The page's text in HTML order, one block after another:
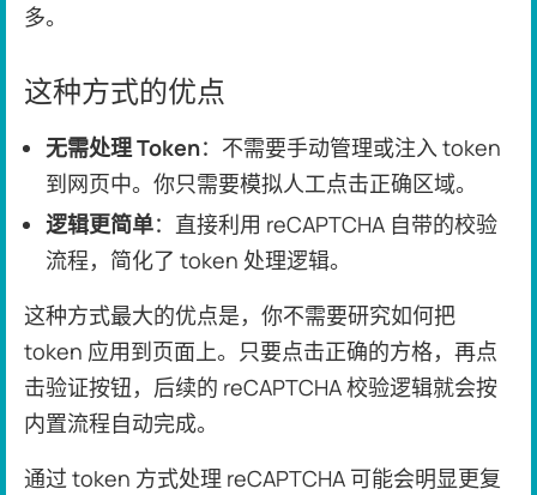
多。
这种方式的优点
无需处理 Token：不需要手动管理或注入 token
到网页中。你只需要模拟人工点击正确区域。
逻辑更简单：直接利用 reCAPTCHA 自带的校验
流程，简化了 token 处理逻辑。
这种方式最大的优点是，你不需要研究如何把
token 应用到页面上。只要点击正确的方格，再点
击验证按钮，后续的 reCAPTCHA 校验逻辑就会按
内置流程自动完成。
通过 token 方式处理 reCAPTCHA 可能会明显更复